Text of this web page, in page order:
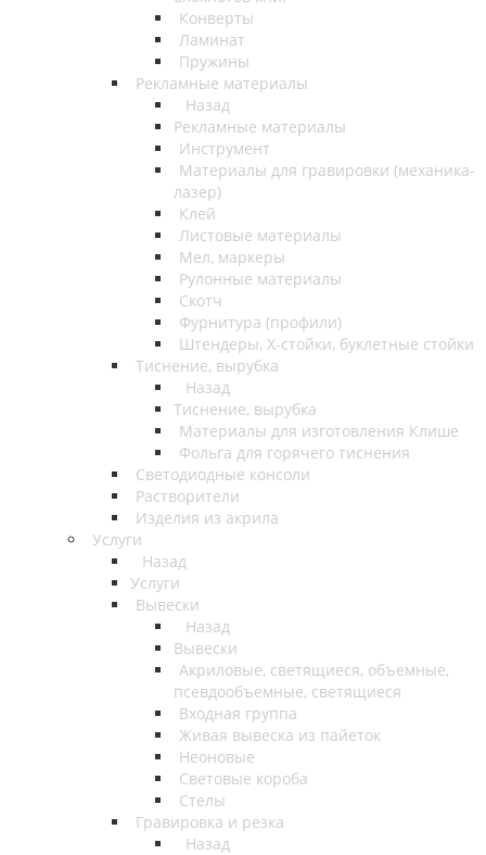
Конверты
Ламинат
Пружины
Рекламные материалы
Назад
Рекламные материалы
Инструмент
Материалы для гравировки (механика-
лазер)
Клей
Листовые материалы
Мел, маркеры
Рулонные материалы
Скотч
Фурнитура (профили)
Штендеры, Х-стойки, буклетные стойки
Тиснение, вырубка
Назад
Тиснение, вырубка
Материалы для изготовления Клише
Фольга для горячего тиснения
Светодиодные консоли
Растворители
Изделия из акрила
Услуги
Назад
Услуги
Вывески
Назад
Вывески
Акриловые, светящиеся, объемные,
псевдообъемные, светящиеся
Входная группа
Живая вывеска из пайеток
Неоновые
Световые короба
Стелы
Гравировка и резка
Назад